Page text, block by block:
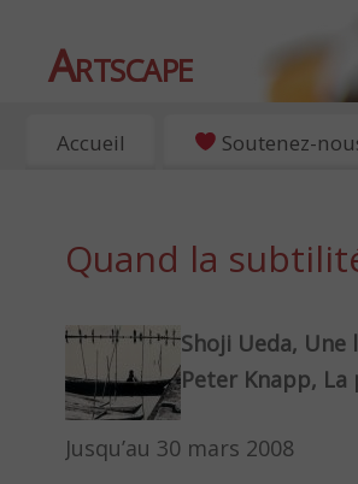
Artscape
EXPOSITIONS, ART ET
Accueil Soutenez-
Quand la
Shoji Ueda,
Peter Knapp, La
Jusqu’au 30 mars 2008